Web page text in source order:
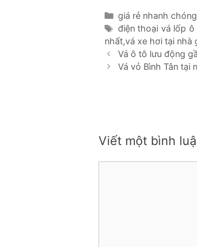
Danh
mục
giá rẻ nhanh
Thẻ
điện thoại vá lốp
nhất,vá xe hơi tại nhà
Vá ô tô lưu động
Vá vỏ Bình Tân tại
Viết một bình